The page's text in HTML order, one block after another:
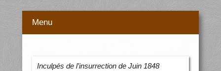
Menu
Inculpés de l’insurrection de Juin 1848